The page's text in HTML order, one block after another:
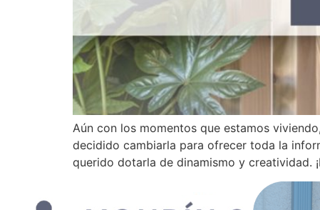
Aún con los momentos que estamos
decidido cambiarla para ofrecer toda la
querido dotarla de dinamismo y creatividad.